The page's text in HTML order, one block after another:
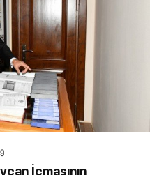
İcmasının